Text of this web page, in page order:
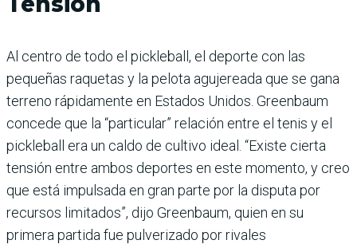
Al centro de todo el pickleball, el deporte con las
pequeñas raquetas y la pelota agujereada que se gana
terreno rápidamente en Estados Unidos. Greenbaum
concede que la “particular” relación entre el tenis y el
pickleball era un caldo de cultivo ideal. “Existe cierta
tensión entre ambos deportes en este momento, y creo
que está impulsada en gran parte por la disputa por
recursos limitados”, dijo Greenbaum, quien en su
primera partida fue pulverizado por rivales